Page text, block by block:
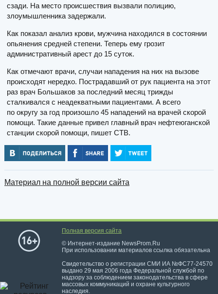
сзади. На место происшествия вызвали полицию,
злоумышленника задержали.
Как показал анализ крови, мужчина находился в состоянии
опьянения средней степени. Теперь ему грозит
административный арест до 15 суток.
Как отмечают врачи, случаи нападения на них на вызове
происходят нередко. Пострадавший от рук пациента на этот
раз врач Большаков за последний месяц трижды
сталкивался с неадекватными пациентами. А всего
по округу за год произошло 45 нападений на врачей скорой
помощи. Такие данные привел главный врач нефтеюганской
станции скорой помощи, пишет СТВ.
Материал на полной версии сайта
Полная версия сайта
© Интернет-издание NewsProm.Ru
При использовании материалов ссылка обязательна
Свидетельство о регистрации СМИ ИА №ФС77-24570
выдано 29 мая 2006 года Федеральной службой по
надзору за соблюдением законодательства в сфере
массовых коммуникаций и охране культурного
наследия.